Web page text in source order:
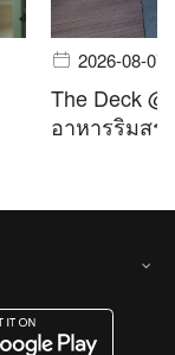
2026-08-07
The Deck
อาหารริมสร